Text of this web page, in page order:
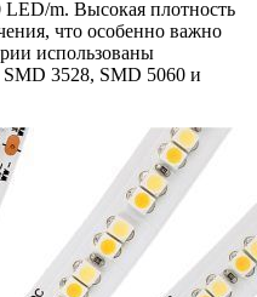
LED/m. Высокая плотность
что особенно важно
использованы
3528, SMD 5060 и